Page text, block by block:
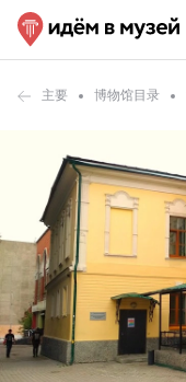
主要 博物馆目录